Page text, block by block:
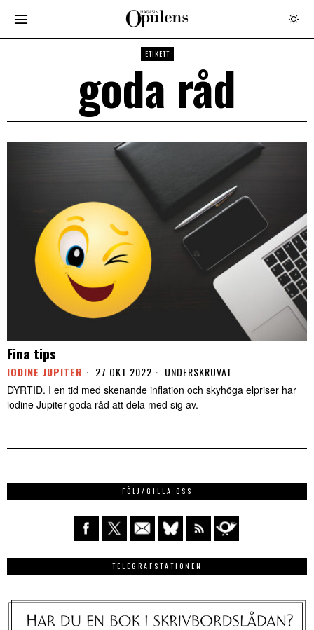
ETIKETT
goda råd
Fina tips
IODINE JUPITER 27 OKT 2022 UNDERSKRUVAT
DYRTID. I en tid med skenande inflation och skyhöga elpriser har
iodine Jupiter goda råd att dela med sig av.
FÖLJ/GILLA OSS
TELEGRAFSTATIONEN